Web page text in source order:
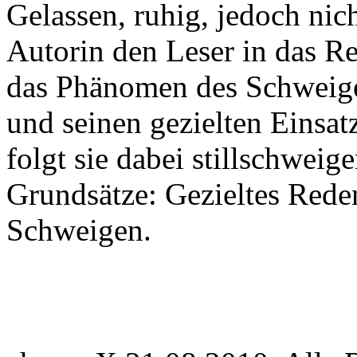
Gelassen, ruhig, jedoch
Autorin den Leser in das
das Phänomen des
und seinen gezielten
folgt sie dabei
Grundsätze: Gezieltes
Schweigen.